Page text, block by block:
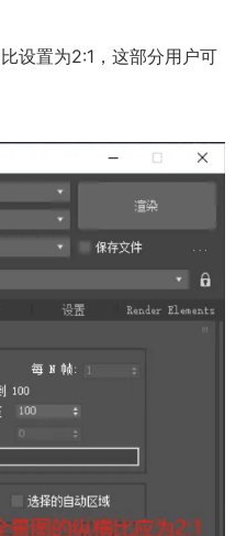
设置为2:1，这部分用户可